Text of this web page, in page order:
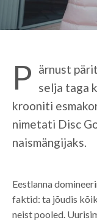
P ärnust
selja taga
krooniti
nimetati Disc
naismängijaks.
Eestlanna
faktid: ta jõudis
neist pooled.